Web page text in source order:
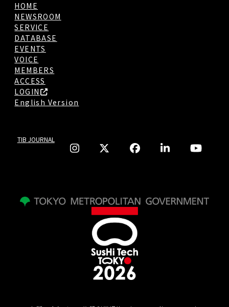
HOME
NEWSROOM
SERVICE
DATABASE
EVENTS
VOICE
MEMBERS
ACCESS
LOGIN
English Version
TIB JOURNAL